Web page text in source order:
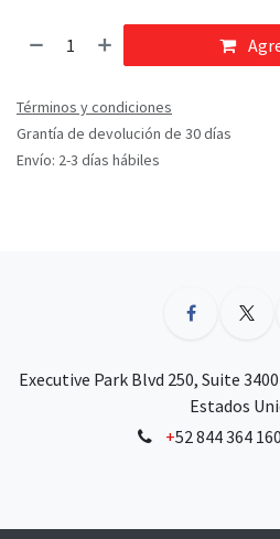
Términos y condiciones
Grantía de devolución de 30 días
Envío: 2-3 días hábiles
Executive Park Blvd 250, Suite 3400
Estados
+52 844 364